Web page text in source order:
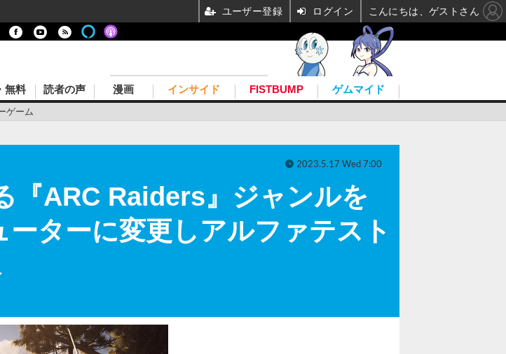
ゲーム
無料 読者の声 漫画 インサイド FISTBUMP ゲムマイド
『ARC Raiders』ジャンルを
ターに変更しアルファテスト
2023.5.17 Wed 7:00
ユーザー登録 ログイン こんにちは、ゲストさん